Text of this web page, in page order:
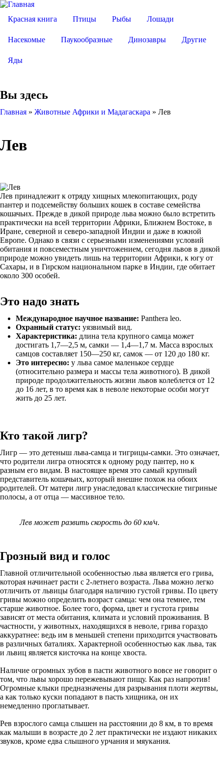
Красная книга Птицы Рыбы Лошади
Насекомые Паукообразные Динозавры Другие
Яды
Вы здесь
Главная » Животные Африки и Мадагаскара » Лев
Лев
Лев принадлежит к отряду хищных млекопитающих, роду
пантер и подсемейству больших кошек в составе семейства
кошачьих. Прежде в дикой природе льва можно было встретить
практически на всей территории Африки, Ближнем Востоке, в
Иране, северной и северо-западной Индии и даже в южной
Европе. Однако в связи с серьезными изменениями условий
обитания и повсеместным уничтожением, сегодня львов в дикой
природе можно увидеть лишь на территории Африки, к югу от
Сахары, и в Гирском национальном парке в Индии, где обитает
около 300 особей.
Это надо знать
Международное научное название: Panthera leo.
Охранный статус: уязвимый вид.
Характеристика: длина тела крупного самца может
достигать 1,7—2,5 м, самки — 1,4—1,7 м. Масса взрослых
самцов составляет 150—250 кг, самок — от 120 до 180 кг.
Это интересно: у льва самое маленькое сердце
(относительно размера и массы тела животного). В дикой
природе продолжительность жизни львов колеблется от 12
до 16 лет, в то время как в неволе некоторые особи могут
жить до 25 лет.
Кто такой лигр?
Лигр — это детеныш льва-самца и тигрицы-самки. Это означает,
что родители лигра относятся к одному роду пантер, но к
разным его видам. В настоящее время это самый крупный
представитель кошачьих, который внешне похож на обоих
родителей. От матери лигр унаследовал классические тигриные
полосы, а от отца — массивное тело.
Лев может развить скорость до 60 км/ч.
Грозный вид и голос
Главной отличительной особенностью льва является его грива,
которая начинает расти с 2-летнего возраста. Льва можно легко
отличить от львицы благодаря наличию густой гривы. По цвету
гривы можно определить возраст самца: чем она темнее, тем
старше животное. Более того, форма, цвет и густота гривы
зависят от места обитания, климата и условий проживания. В
частности, у животных, находящихся в неволе, грива гораздо
аккуратнее: ведь им в меньшей степени приходится участвовать
в различных баталиях. Характерной особенностью как льва, так
и львиц является кисточка на конце хвоста.
Наличие огромных зубов в пасти животного вовсе не говорит о
том, что львы хорошо пережевывают пищу. Как раз напротив!
Огромные клыки предназначены для разрывания плоти жертвы,
а как только куски попадают в пасть хищника, он их
немедленно проглатывает.
Рев взрослого самца слышен на расстоянии до 8 км, в то время
как малыши в возрасте до 2 лет практически не издают никаких
звуков, кроме едва слышного урчания и мяукания.